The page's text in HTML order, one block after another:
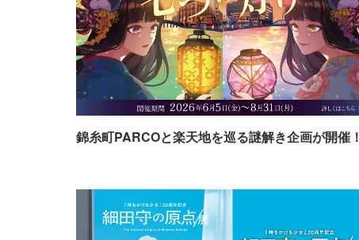
錦糸町PARCOと楽天地を巡る謎解き企画が開催！